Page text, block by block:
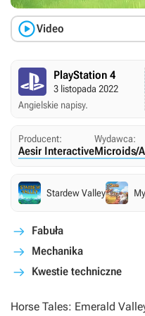
Video
PlayStation 4
3 listopada 2022
Angielskie napisy.
Producent:
Aesir Interactive
Wydawca:
Microids/
Stardew Valley
Fabuła
Mechanika
Kwestie techniczne
Horse Tales: Emerald